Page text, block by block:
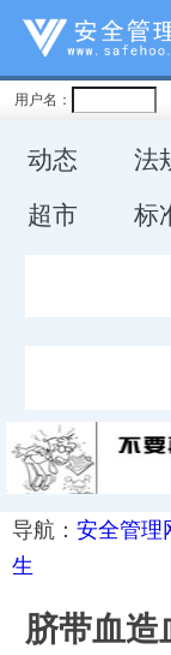
用户名：
动态 法
超市
标
导航： 安全管理
生
脐带血造